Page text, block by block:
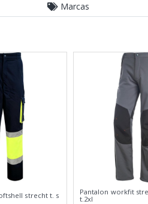
Marcas
strecht t. s
Pantalon workfit
t.2xl